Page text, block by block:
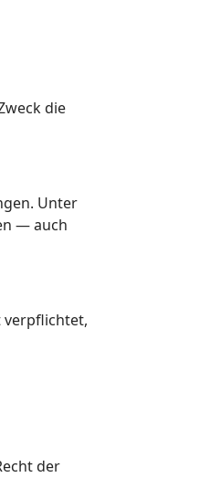
die
Unter
— auch
verpflichtet,
der